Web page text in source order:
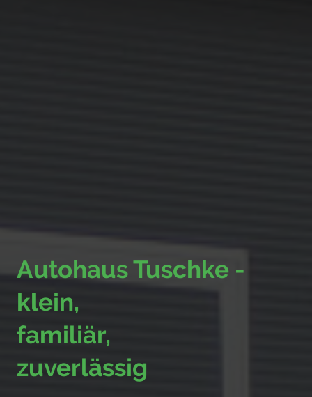
Autohaus Tuschke -
klein,
familiär,
zuverlässig